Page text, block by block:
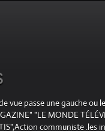
vue passe une gauche
"LE MONDE
communiste